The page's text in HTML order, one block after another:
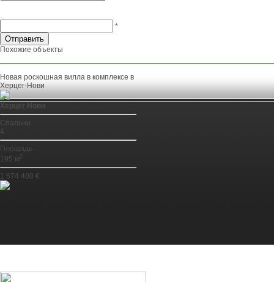
*
Похожие объекты
Новая роскошная вилла в комплексе в
Херцег-Нови
Херцег Нови
Спальни
4
Площадь
195 м2
1 674 400 €